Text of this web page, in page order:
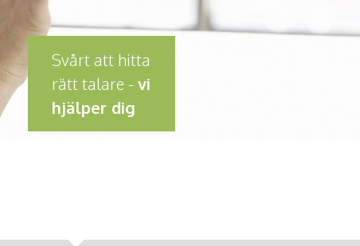
Svårt att hitta
rätt talare - vi
hjälper dig